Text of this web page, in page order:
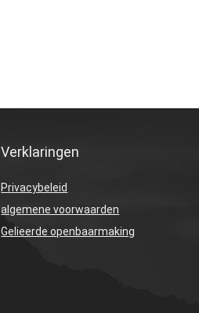
Verklaringen
Privacybeleid
algemene voorwaarden
Gelieerde openbaarmaking